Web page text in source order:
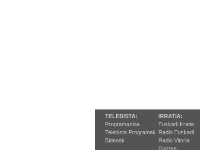
TELEBISTA:
Programazioa
Telebista Programak
Bideoak
IRRATIA:
Euskadi Irratia
Radio Euskadi
Radio Vitoria
Gaztea